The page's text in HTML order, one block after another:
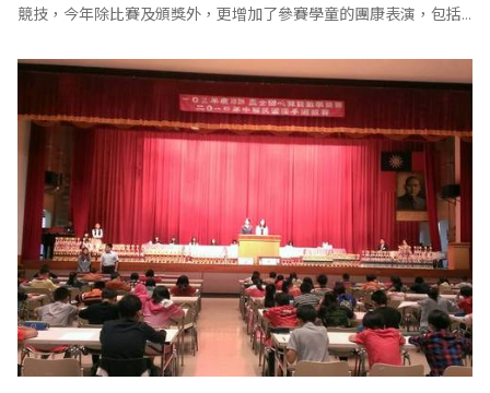
競技，今年除比賽及頒獎外，更增加了參賽學童的團康表演，包括